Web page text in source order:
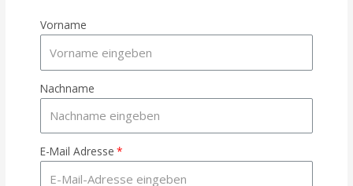
Vorname
Nachname
E-Mail Adresse